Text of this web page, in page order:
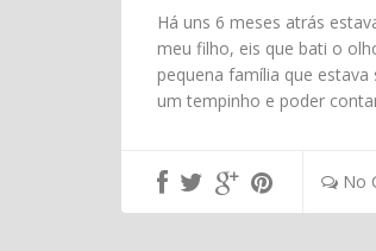
Há uns 6 meses atrás
meu filho, eis que bati o
pequena família que
um tempinho e poder
No